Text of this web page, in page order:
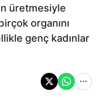
üretmesiyle
organını
genç kadınlar